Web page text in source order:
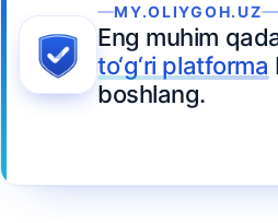
MY.OLIYGOH.UZ
Eng muhim
to‘g‘ri platforma
boshlang.